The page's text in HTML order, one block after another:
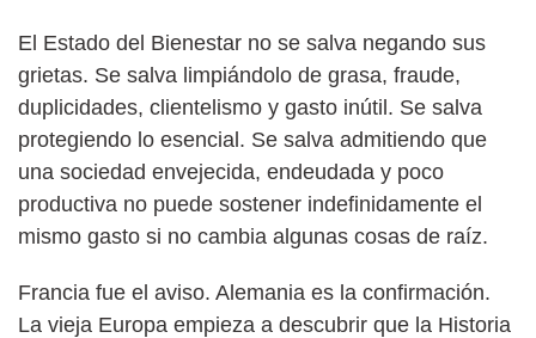
El Estado del Bienestar no se salva negando sus
grietas. Se salva limpiándolo de grasa, fraude,
duplicidades, clientelismo y gasto inútil. Se salva
protegiendo lo esencial. Se salva admitiendo que
una sociedad envejecida, endeudada y poco
productiva no puede sostener indefinidamente el
mismo gasto si no cambia algunas cosas de raíz.
Francia fue el aviso. Alemania es la confirmación.
La vieja Europa empieza a descubrir que la Historia